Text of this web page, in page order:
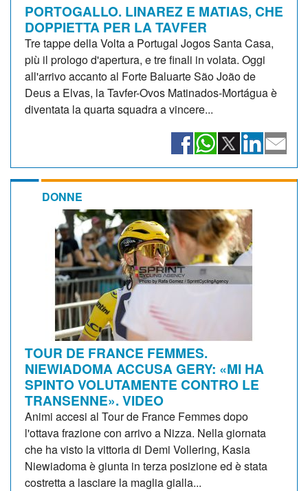
PORTOGALLO. LINAREZ E MATIAS, CHE
DOPPIETTA PER LA TAVFER
Tre tappe della Volta a Portugal Jogos Santa Casa,
più il prologo d'apertura, e tre finali in volata. Oggi
all'arrivo accanto al Forte Baluarte São João de
Deus a Elvas, la Tavfer-Ovos Matinados-Mortágua è
diventata la quarta squadra a vincere...
DONNE
TOUR DE FRANCE FEMMES.
NIEWIADOMA ACCUSA GERY: «MI HA
SPINTO VOLUTAMENTE CONTRO LE
TRANSENNE». VIDEO
Animi accesi al Tour de France Femmes dopo
l'ottava frazione con arrivo a Nizza. Nella giornata
che ha visto la vittoria di Demi Vollering, Kasia
Niewiadoma è giunta in terza posizione ed è stata
costretta a lasciare la maglia gialla...